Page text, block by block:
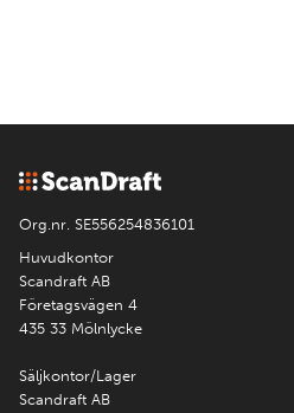
Org.nr. SE556254836101
Huvudkontor
Scandraft AB
Företagsvägen 4
435 33 Mölnlycke
Säljkontor/Lager
Scandraft AB